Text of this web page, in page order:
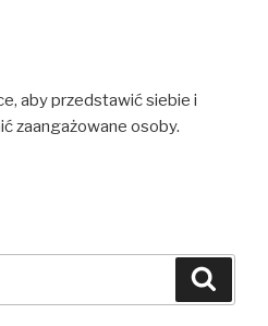
aby przedstawić siebie i
zaangażowane osoby.